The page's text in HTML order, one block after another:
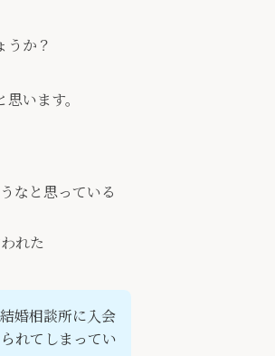
うか？
います。
なと思っている
れた
婚相談所に入会
れてしまってい